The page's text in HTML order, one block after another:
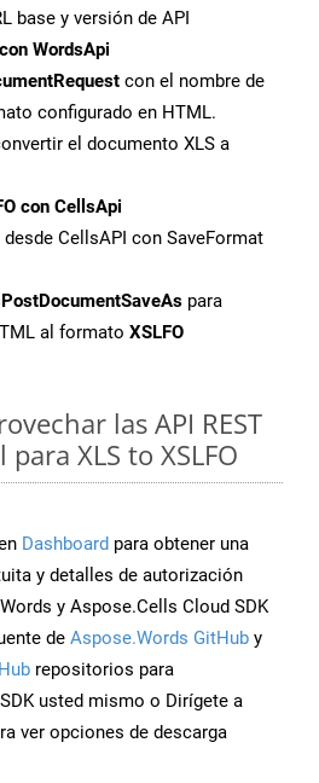
base y versión de API
WordsApi
con el nombre de
configurado en HTML.
el documento XLS a
con CellsApi
desde CellsAPI con SaveFormat
para
al formato XSLFO
las API REST
XLS to XSLFO
Dashboard para obtener una
y detalles de autorización
y Aspose.Cells Cloud SDK
de Aspose.Words GitHub y
repositorios para
usted mismo o Dirígete a
ver opciones de descarga